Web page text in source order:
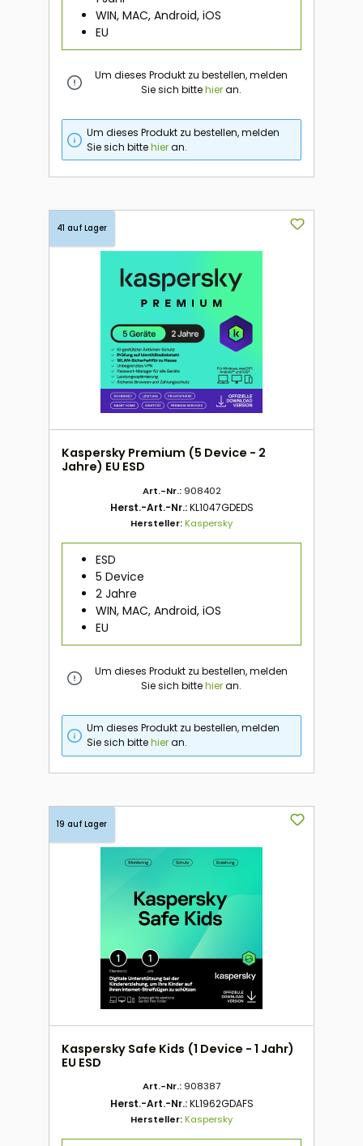
WIN, MAC, Android, iOS
EU
Um dieses Produkt zu bestellen, melden
Sie sich bittehieran.
Um dieses Produkt zu bestellen, melden
Sie sich bittehieran.
41 auf Lager
Kaspersky Premium (5 Device - 2
Jahre) EU ESD
Art.-Nr.: 908402
Herst.-Art.-Nr.:KL1047GDEDS
Hersteller:Kaspersky
ESD
5 Device
2 Jahre
WIN, MAC, Android, iOS
EU
Um dieses Produkt zu bestellen, melden
Sie sich bittehieran.
Um dieses Produkt zu bestellen, melden
Sie sich bittehieran.
19 auf Lager
Kaspersky Safe Kids (1 Device - 1 Jahr)
EU ESD
Art.-Nr.: 908387
Herst.-Art.-Nr.:KL1962GDAFS
Hersteller:Kaspersky